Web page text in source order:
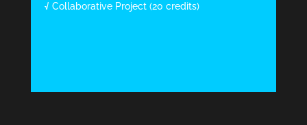
√ Collaborative Project (20 credits)